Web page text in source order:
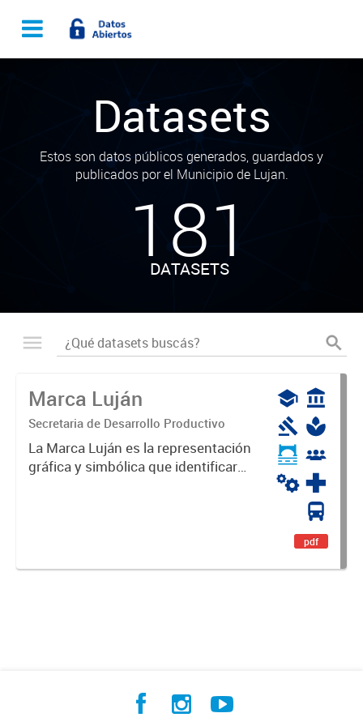
Datasets
Estos son datos públicos generados, guardados y
publicados por el Municipio de Lujan.
181
DATASETS
Marca Luján
Secretaria de Desarrollo Productivo
La Marca Luján es la representación
gráfica y simbólica que identificará
pdf